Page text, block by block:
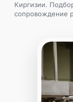
Киргизии.
сопровождение